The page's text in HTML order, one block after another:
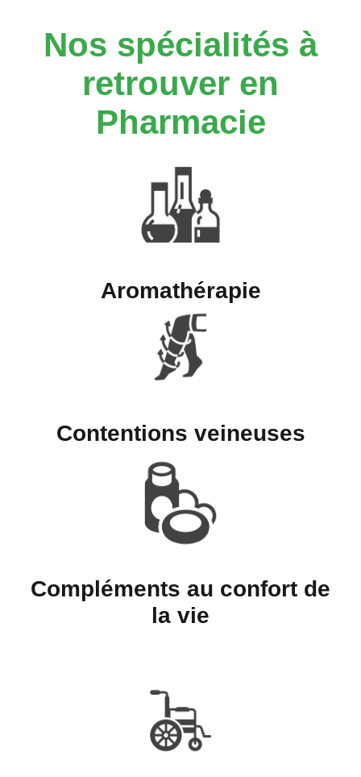
Nos spécialités à
retrouver en
Pharmacie
Aromathérapie
Contentions veineuses
Compléments au confort de
la vie